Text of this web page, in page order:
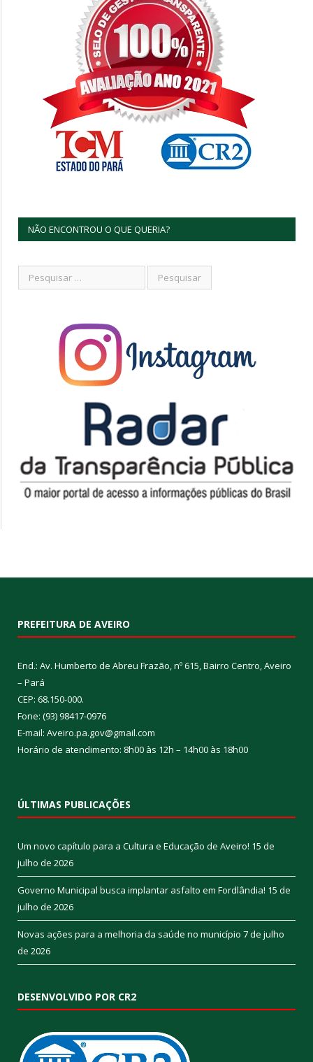
NÃO ENCONTROU O QUE QUERIA?
PREFEITURA DE AVEIRO
End.: Av. Humberto de Abreu Frazão, nº 615, Bairro Centro, Aveiro
– Pará
CEP: 68.150-000.
Fone: (93) 98417-0976
E-mail: Aveiro.pa.gov@gmail.com
Horário de atendimento: 8h00 às 12h – 14h00 às 18h00
ÚLTIMAS PUBLICAÇÕES
Um novo capítulo para a Cultura e Educação de Aveiro! 15 de
julho de 2026
Governo Municipal busca implantar asfalto em Fordlândia! 15 de
julho de 2026
Novas ações para a melhoria da saúde no município 7 de julho
de 2026
DESENVOLVIDO POR CR2